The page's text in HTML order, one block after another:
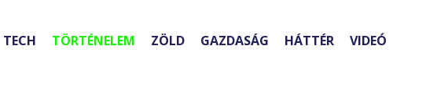
TECH TÖRTÉNELEM ZÖLD GAZDASÁG HÁTTÉR VIDEÓ